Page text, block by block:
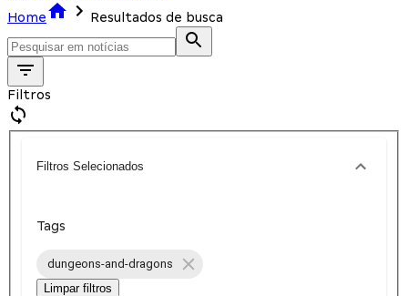
Home
Resultados de busca
Filtros
Filtros Selecionados
Tags
dungeons-and-dragons
Limpar filtros